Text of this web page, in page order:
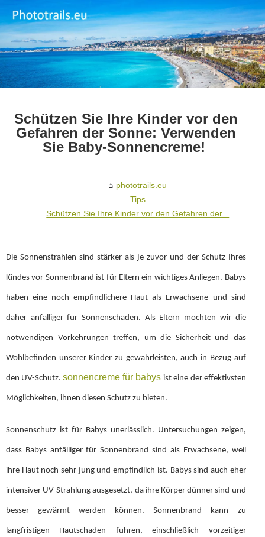
Schützen Sie Ihre Kinder vor den
Gefahren der Sonne: Verwenden
Sie Baby-Sonnencreme! ​​​​​​​
phototrails.eu
Tips
Schützen Sie Ihre Kinder vor den Gefahren der...
Die Sonnenstrahlen sind stärker als je zuvor und der Schutz Ihres
Kindes vor Sonnenbrand ist für Eltern ein wichtiges Anliegen. Babys
haben eine noch empfindlichere Haut als Erwachsene und sind
daher anfälliger für Sonnenschäden. Als Eltern möchten wir die
notwendigen Vorkehrungen treffen, um die Sicherheit und das
Wohlbefinden unserer Kinder zu gewährleisten, auch in Bezug auf
den UV-Schutz.sonnencreme für babys ist eine der effektivsten
Möglichkeiten, ihnen diesen Schutz zu bieten.
Sonnenschutz ist für Babys unerlässlich. Untersuchungen zeigen,
dass Babys anfälliger für Sonnenbrand sind als Erwachsene, weil
ihre Haut noch sehr jung und empfindlich ist. Babys sind auch eher
intensiver UV-Strahlung ausgesetzt, da ihre Körper dünner sind und
besser gewärmt werden können. Sonnenbrand kann zu
langfristigen Hautschäden führen, einschließlich vorzeitiger